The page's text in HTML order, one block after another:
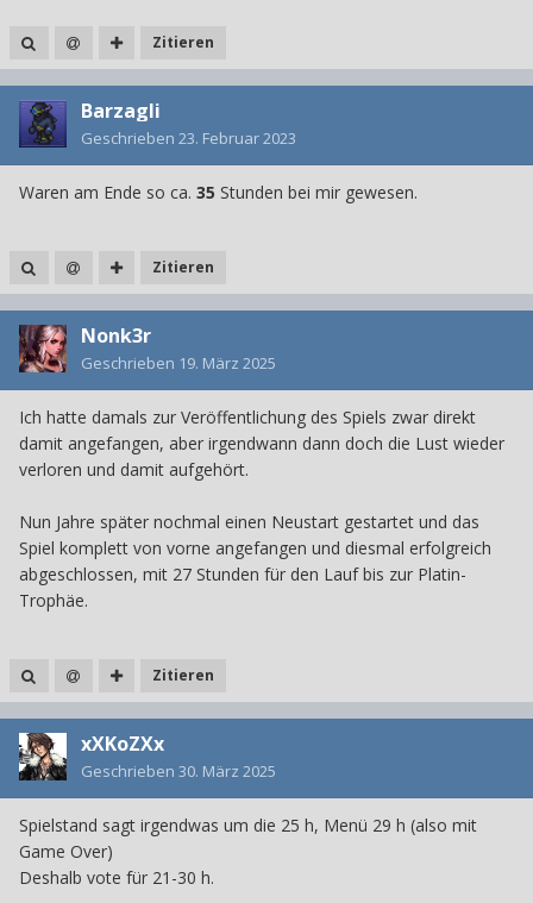
Zitieren
Barzagli
Geschrieben 23. Februar 2023
Waren am Ende so ca. 35 Stunden bei mir gewesen.
Zitieren
Nonk3r
Geschrieben 19. März 2025
Ich hatte damals zur Veröffentlichung des Spiels zwar direkt
damit angefangen, aber irgendwann dann doch die Lust wieder
verloren und damit aufgehört.
Nun Jahre später nochmal einen Neustart gestartet und das
Spiel komplett von vorne angefangen und diesmal erfolgreich
abgeschlossen, mit 27 Stunden für den Lauf bis zur Platin-
Trophäe.
Zitieren
xXKoZXx
Geschrieben 30. März 2025
Spielstand sagt irgendwas um die 25 h, Menü 29 h (also mit
Game Over)
Deshalb vote für 21-30 h.